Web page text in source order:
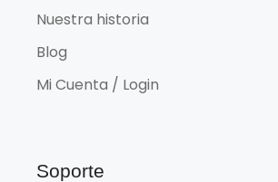
Nuestra historia
Blog
Mi Cuenta / Login
Soporte